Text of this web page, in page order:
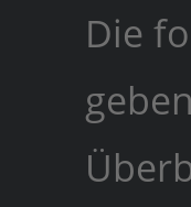
Die